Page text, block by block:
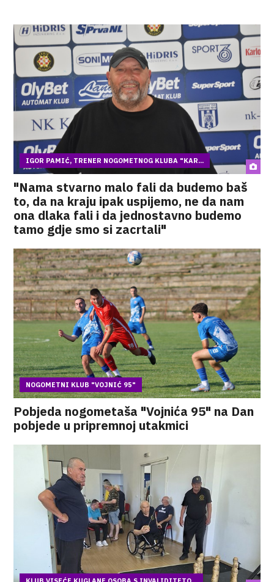
IGOR PAMIĆ, TRENER NOGOMETNOG KLUBA "KAR...
"Nama stvarno malo fali da budemo baš
to, da na kraju ipak uspijemo, ne da nam
ona dlaka fali i da jednostavno budemo
tamo gdje smo si zacrtali"
NOGOMETNI KLUB "VOJNIĆ 95"
Pobjeda nogometaša "Vojnića 95" na Dan
pobjede u pripremnoj utakmici